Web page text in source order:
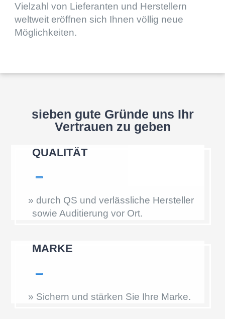
Vielzahl von Liefe­ran­ten und Herstel­lern
weltweit eröff­nen sich Ihnen völlig neue
Möglichkeiten.
sieben gute Gründe uns Ihr
Vertrauen zu geben
QUALI­TÄT
» durch QS und verläss­li­che Herstel­ler
sowie Auditie­rung vor Ort.
MARKE
» Sichern und stärken Sie Ihre Marke.